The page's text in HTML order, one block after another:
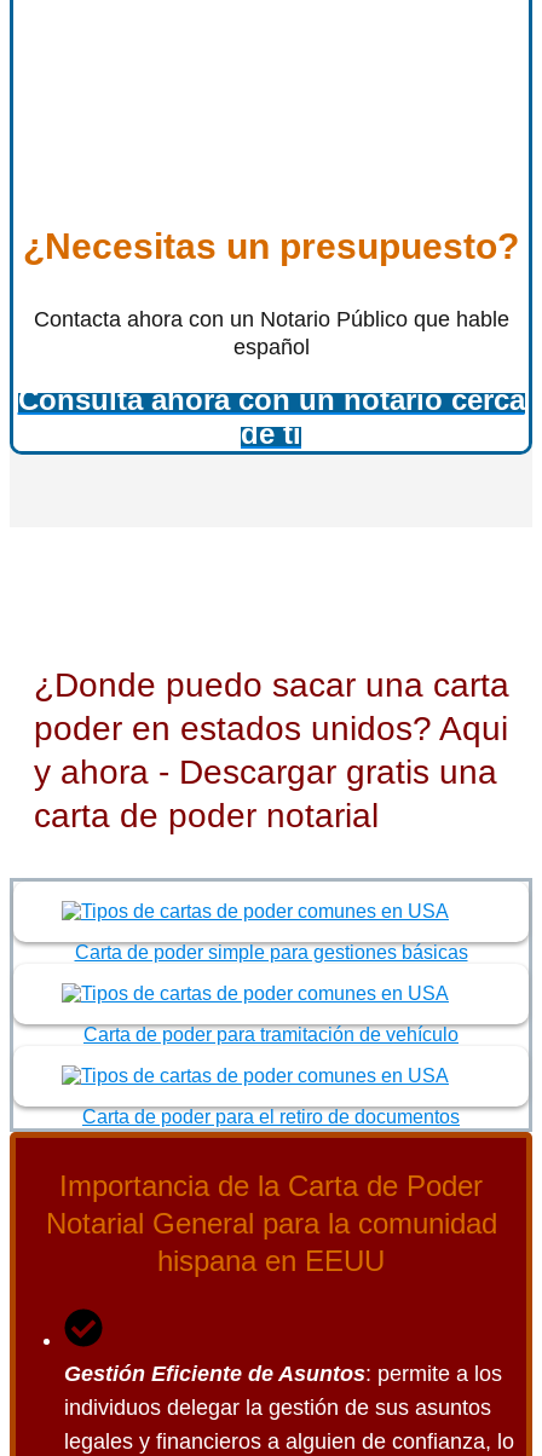
¿Necesitas un presupuesto?
Contacta ahora con un Notario Público que hable
español
Consulta ahora con un notario cerca
de ti
¿Donde puedo sacar una carta
poder en estados unidos? Aqui
y ahora - Descargar gratis una
carta de poder notarial
Carta de poder simple para gestiones básicas
Carta de poder para tramitación de vehículo
Carta de poder para el retiro de documentos
Importancia de la Carta de Poder
Notarial General para la comunidad
hispana en EEUU
Gestión Eficiente de Asuntos: permite a los
individuos delegar la gestión de sus asuntos
legales y financieros a alguien de confianza, lo